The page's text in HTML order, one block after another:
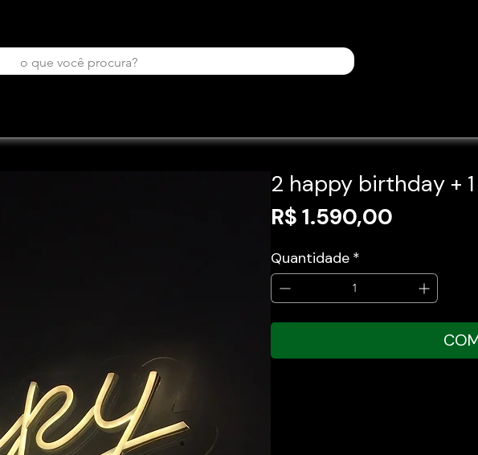
2 happy birthday +
R$ 1.590,00
Quantidade *